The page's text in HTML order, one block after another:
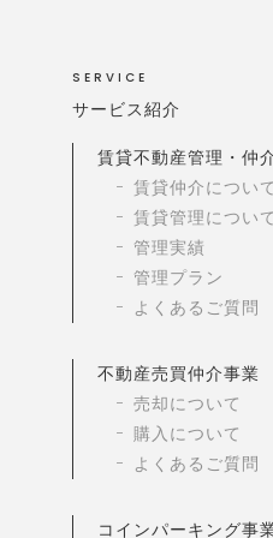
SERVICE
サービス紹介
賃貸不動産管理・仲
賃貸仲介について
賃貸管理について
管理実績
管理プラン
よくあるご質問
不動産売買仲介事業
売却について
購入について
よくあるご質問
コインパーキング事